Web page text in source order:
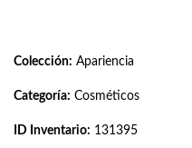
Colección: Apariencia
Categoría: Cosméticos
ID Inventario: 131395